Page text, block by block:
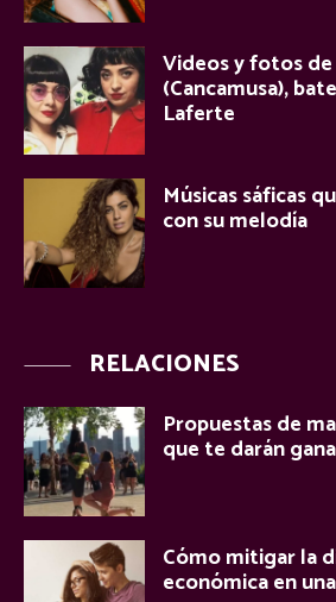
Videos y fotos
(Cancamusa),
Laferte
Músicas sáficas
con su melodía
RELACIONES
Propuestas de
que te darán
Cómo mitigar la
económica en